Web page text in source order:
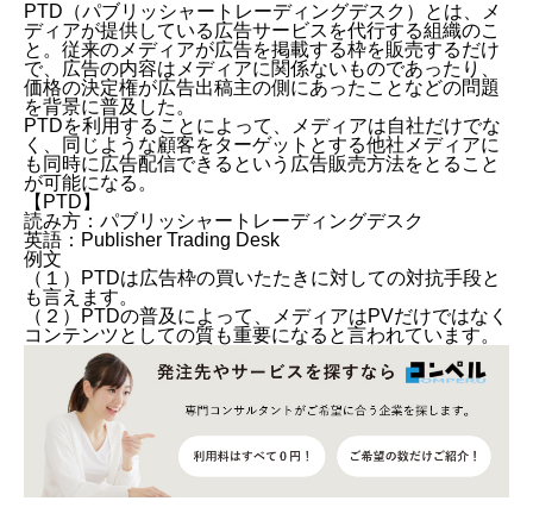
PTD（パブリッシャートレーディングデスク）とは、メ
ディアが提供している広告サービスを代行する組織のこ
と。従来のメディアが広告を掲載する枠を販売するだけ
で、広告の内容はメディアに関係ないものであったり、
価格の決定権が広告出稿主の側にあったことなどの問題
を背景に普及した。
PTDを利用することによって、メディアは自社だけでな
く、同じような顧客をターゲットとする他社メディアに
も同時に広告配信できるという広告販売方法をとること
が可能になる。
【PTD】
読み方：パブリッシャートレーディングデスク
英語：Publisher Trading Desk
例文
（１）PTDは広告枠の買いたたきに対しての対抗手段と
も言えます。
（２）PTDの普及によって、メディアはPVだけではなく
コンテンツとしての質も重要になると言われています。